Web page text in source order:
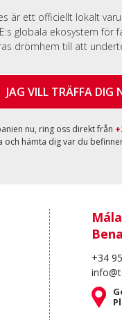
är ett officiellt lokalt
globala ekosystem
drömhem till att
JAG VILL TRÄFFA DIG
nu, ring oss direkt från
och hämta dig var du
+34